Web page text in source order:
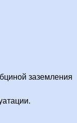
заземления